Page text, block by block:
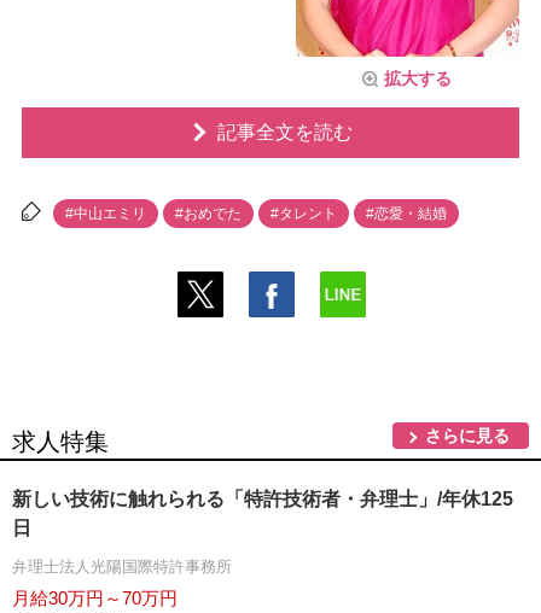
拡大する
記事全文を読む
#中山エミリ #おめでた #タレント #恋愛・結婚
求人特集 さらに見る
新しい技術に触れられる「特許技術者・弁理士」/年休125
日
弁理士法人光陽国際特許事務所
月給30万円～70万円